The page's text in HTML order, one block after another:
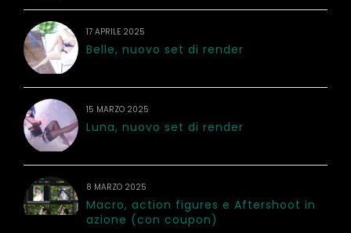
17 APRILE 2025
Belle, nuovo set di render
15 MARZO 2025
Luna, nuovo set di render
8 MARZO 2025
Macro, action figures e Aftershoot in
azione (con coupon)